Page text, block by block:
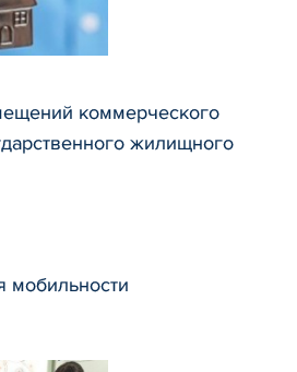
коммерческого
жилищного
мобильности